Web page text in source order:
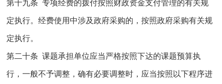
第十九条 专项经费的拨付按照财政资金支付管理的有关规
定执行。经费使用中涉及政府采购的，按照政府采购有关规
定执行。
第二十条 课题承担单位应当严格按照下达的课题预算执
行，一般不予调整，确有必要调整时，应当按照以下程序进